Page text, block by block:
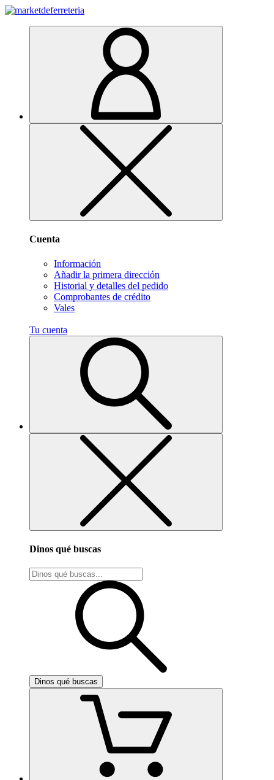
Cuenta
Información
Añadir la primera dirección
Historial y detalles del pedido
Comprobantes de crédito
Vales
Tu cuenta
Dinos qué buscas
Dinos qué buscas